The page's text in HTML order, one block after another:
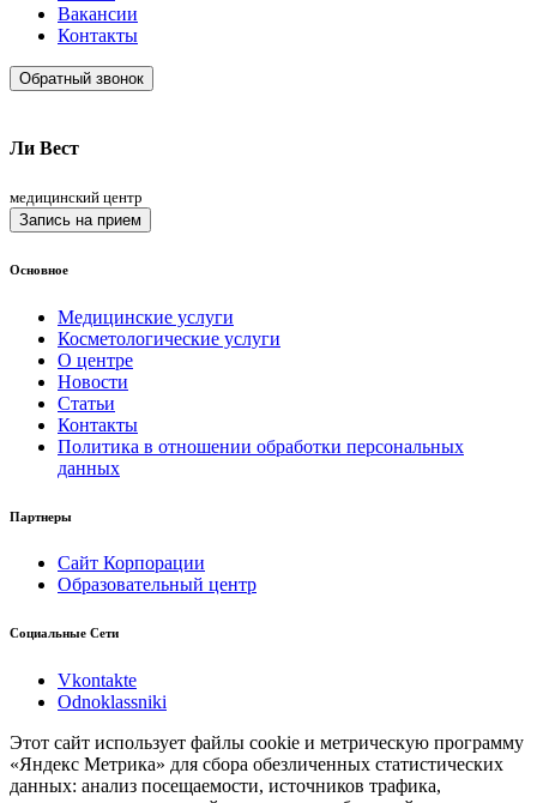
Вакансии
Контакты
Обратный звонок
Ли Вест
медицинский центр
Запись на прием
Основное
Медицинские услуги
Косметологические услуги
О центре
Новости
Статьи
Контакты
Политика в отношении обработки персональных
данных
Партнеры
Сайт Корпорации
Образовательный центр
Социальные Сети
Vkontakte
Odnoklassniki
Этот сайт использует файлы cookie и метрическую программу
«Яндекс Метрика» для сбора обезличенных статистических
данных: анализ посещаемости, источников трафика,